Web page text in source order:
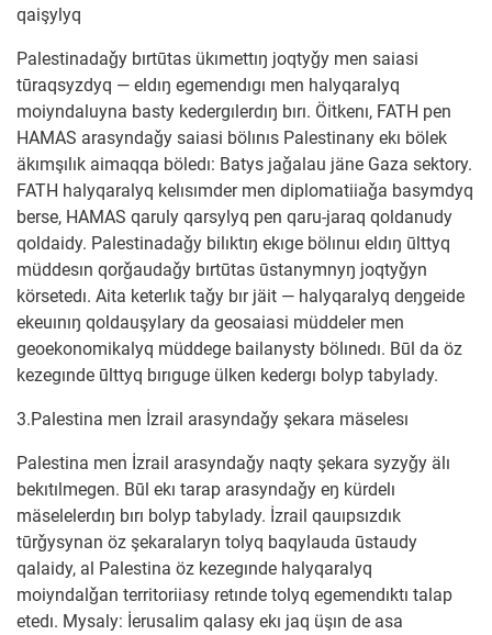
qaişylyq
Palestinadaǧy bırtūtas ükımettıŋ joqtyǧy men saiasi
tūraqsyzdyq — eldıŋ egemendıgı men halyqaralyq
moiyndaluyna basty kedergılerdıŋ bırı. Öitkenı, FATH pen
HAMAS arasyndaǧy saiasi bölınıs Palestinany ekı bölek
äkımşılık aimaqqa böledı: Batys jaǧalau jäne Gaza sektory.
FATH halyqaralyq kelısımder men diplomatiiaǧa basymdyq
berse, HAMAS qaruly qarsylyq pen qaru-jaraq qoldanudy
qoldaidy. Palestinadaǧy bilıktıŋ ekıge bölınuı eldıŋ ūlttyq
müddesın qorǧaudaǧy bırtūtas ūstanymnyŋ joqtyǧyn
körsetedı. Aita keterlık taǧy bır jäit — halyqaralyq deŋgeide
ekeuınıŋ qoldauşylary da geosaiasi müddeler men
geoekonomikalyq müddege bailanysty bölınedı. Būl da öz
kezegınde ūlttyq bırıguge ülken kedergı bolyp tabylady.
3.Palestina men İzrail arasyndaǧy şekara mäselesı
Palestina men İzrail arasyndaǧy naqty şekara syzyǧy älı
bekıtılmegen. Būl ekı tarap arasyndaǧy eŋ kürdelı
mäselelerdıŋ bırı bolyp tabylady. İzrail qauıpsızdık
tūrǧysynan öz şekaralaryn tolyq baqylauda ūstaudy
qalaidy, al Palestina öz kezegınde halyqaralyq
moiyndalǧan territoriiasy retınde tolyq egemendıktı talap
etedı. Mysaly: İerusalim qalasy ekı jaq üşın de asa